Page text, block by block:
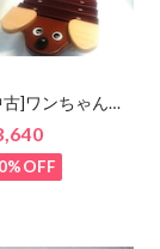
古]ワンちゃんシ
ン 日本製